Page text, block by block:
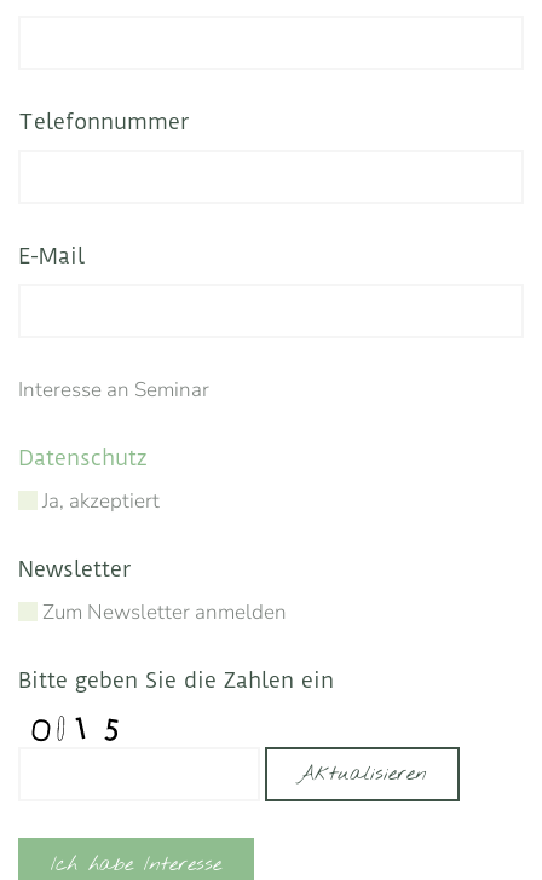
Telefonnummer
E-Mail
Interesse an Seminar
Datenschutz
Ja, akzeptiert
Newsletter
Zum Newsletter anmelden
Bitte geben Sie die Zahlen ein
Aktualisieren
Ich habe Interesse